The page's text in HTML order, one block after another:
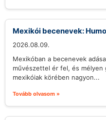
Mexikói becenevek:
2026.08.09.
Mexikóban a becenevek
művészettel ér fel, és mélyen
mexikóiak körében nagyon...
Tovább olvasom »